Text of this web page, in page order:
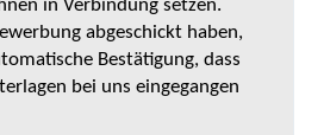
in Verbindung setzen.
abgeschickt haben,
Bestätigung, dass
bei uns eingegangen